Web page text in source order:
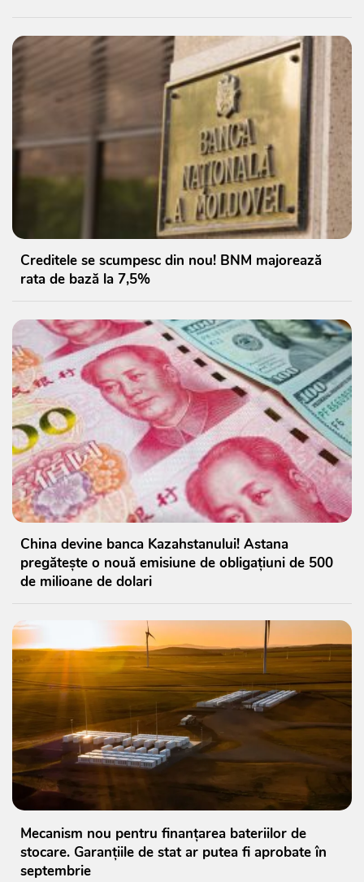
Creditele se scumpesc din nou! BNM majorează
rata de bază la 7,5%
China devine banca Kazahstanului! Astana
pregătește o nouă emisiune de obligațiuni de 500
de milioane de dolari
Mecanism nou pentru finanțarea bateriilor de
stocare. Garanțiile de stat ar putea fi aprobate în
septembrie